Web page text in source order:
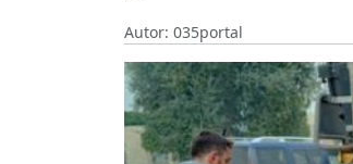
Autor: 035portal